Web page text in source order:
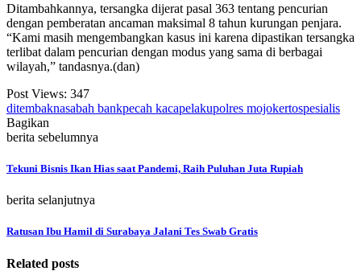
Ditambahkannya, tersangka dijerat pasal 363 tentang pencurian
dengan pemberatan ancaman maksimal 8 tahun kurungan penjara.
“Kami masih mengembangkan kasus ini karena dipastikan tersangka
terlibat dalam pencurian dengan modus yang sama di berbagai
wilayah,” tandasnya.(dan)
Post Views: 347
ditembaknasabah bankpecah kacapelakupolres mojokertospesialis
Bagikan
berita sebelumnya
Tekuni Bisnis Ikan Hias saat Pandemi, Raih Puluhan Juta Rupiah
berita selanjutnya
Ratusan Ibu Hamil di Surabaya Jalani Tes Swab Gratis
Related posts